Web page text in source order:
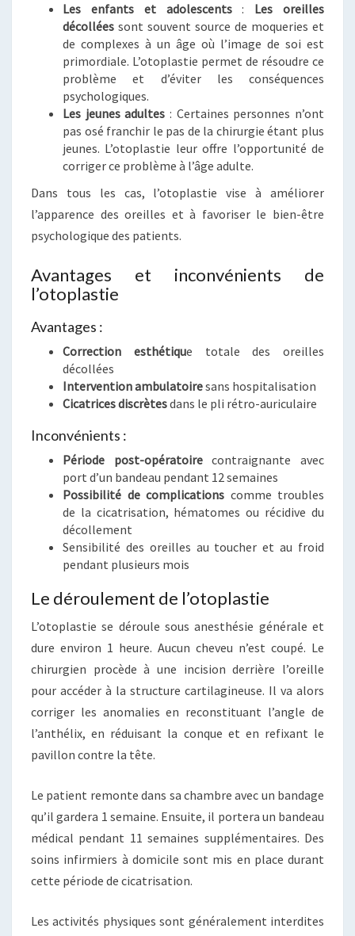
Les enfants et adolescents: Les oreilles
décollées sont souvent source de moqueries et
de complexes à un âge où l’image de soi est
primordiale. L’otoplastie permet de résoudre ce
problème et d’éviter les conséquences
psychologiques.
Les jeunes adultes : Certaines personnes n’ont
pas osé franchir le pas de la chirurgie étant plus
jeunes. L’otoplastie leur offre l’opportunité de
corriger ce problème à l’âge adulte.
Dans tous les cas, l’otoplastie vise à améliorer
l’apparence des oreilles et à favoriser le bien-être
psychologique des patients.
Avantages et inconvénients de
l’otoplastie
Avantages :
Correction esthétique totale des oreilles
décollées
Intervention ambulatoiresans hospitalisation
Cicatrices discrètesdans le pli rétro-auriculaire
Inconvénients :
Période post-opératoirecontraignante avec
port d’un bandeau pendant 12 semaines
Possibilité de complications comme troubles
de la cicatrisation, hématomes ou récidive du
décollement
Sensibilité des oreilles au toucher et au froid
pendant plusieurs mois
Le déroulement de l’otoplastie
L’otoplastie se déroule sous anesthésie générale et
dure environ 1 heure. Aucun cheveu n’est coupé. Le
chirurgien procède à une incision derrière l’oreille
pour accéder à la structure cartilagineuse. Il va alors
corriger les anomalies en reconstituant l’angle de
l’anthélix, en réduisant la conque et en refixant le
pavillon contre la tête.
Le patient remonte dans sa chambre avec un bandage
qu’il gardera 1 semaine. Ensuite, il portera un bandeau
médical pendant 11 semaines supplémentaires. Des
soins infirmiers à domicile sont mis en place durant
cette période de cicatrisation.
Les activités physiques sont généralement interdites